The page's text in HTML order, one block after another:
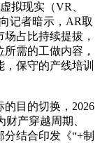
拟现实（VR、
记者暗示，AR取
占比持续提拔，
需的工做内容，
保守的产线培训
目的切换，2026
产穿越周期、
结合印发《“+制